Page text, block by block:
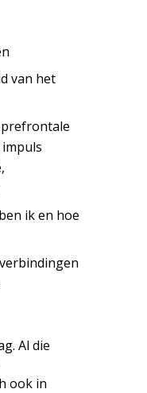
van het
ik en hoe
Al die
ook in